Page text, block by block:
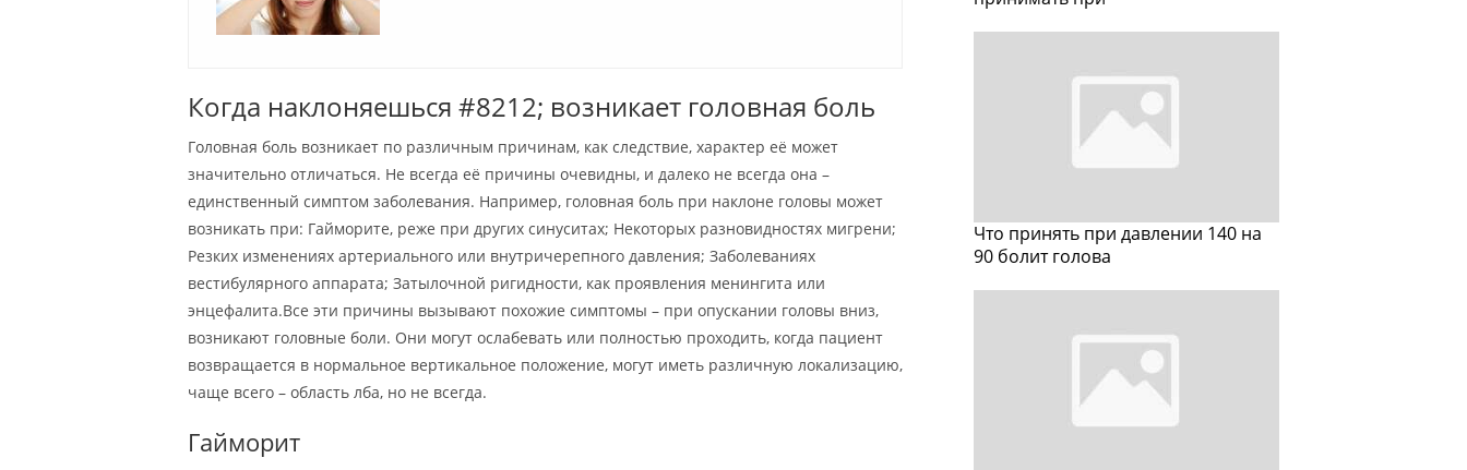
Когда наклоняешься #8212; возникает головная боль
Головная боль возникает по различным причинам, как следствие, характер её может
значительно отличаться. Не всегда её причины очевидны, и далеко не всегда она –
единственный симптом заболевания. Например, головная боль при наклоне головы может
возникать при: Гайморите, реже при других синуситах; Некоторых разновидностях мигрени;
Резких изменениях артериального или внутричерепного давления; Заболеваниях
вестибулярного аппарата; Затылочной ригидности, как проявления менингита или
энцефалита.Все эти причины вызывают похожие симптомы – при опускании головы вниз,
возникают головные боли. Они могут ослабевать или полностью проходить, когда пациент
возвращается в нормальное вертикальное положение, могут иметь различную локализацию,
чаще всего – область лба, но не всегда.
Гайморит
Что принять при давлении 140 на
90 болит голова